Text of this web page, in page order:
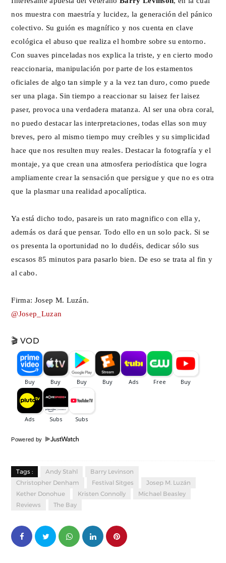
nos muestra con maestría y lucidez, la generación del pánico
colectivo. Su guión es magnífico y nos cuenta en clave
ecológica el abuso que realiza el hombre sobre su entorno.
Con suaves pinceladas nos explica la triste, y en cierto modo
reaccionaria, manipulación por parte de los estamentos
oficiales de algo tan simple y a la vez tan duro, como puede
ser una plaga. Sin tiempo a reaccionar su laisez fer laisez
paser, provoca una verdadera matanza. Al ser una obra coral,
no puedo destacar las interpretaciones, todas ellas son muy
breves, pero al mismo tiempo muy creíbles y su simplicidad
hace que nos resulten muy reales. Destacar la fotografía y el
montaje, ya que crean una atmosfera periodística que logra
ampliamente crear la sensación que persigue y que no es otra
que la plasmar una realidad apocalíptica.
Ya está dicho todo, pasareis un rato magnifico con ella y,
además os dará que pensar. Todo ello en un solo pack. Si se
os presenta la oportunidad no lo dudéis, dedicar sólo sus
escasos 85 minutos para pasarlo bien. De eso se trata al fin y
al cabo.
Firma: Josep M. Luzán.
@Josep_Luzan
🎬 VOD
Powered by
Tags : Andy Stahl
Barry Levinson
Christopher Denham
Festival Sitges
Josep M. Luzán
Kether Donohue
Kristen Connolly
Michael Beasley
Reviews
The Bay